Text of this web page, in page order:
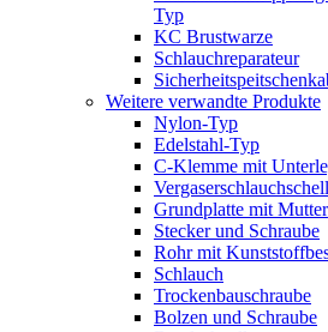
Typ
KC Brustwarze
Schlauchreparateur
Weitere verwandte Produkte
Nylon-Typ
Edelstahl-Typ
C-Klemme mit
Grundplatte mit Mutter
Stecker und Schraube
Rohr mit
Schlauch
Trockenbauschraube
Bolzen und Schraube